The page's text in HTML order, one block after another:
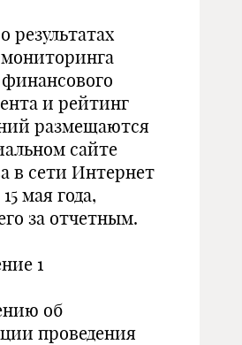
результатах
мониторинга
финансового
и рейтинг
размещаются
сайте
в сети Интернет
мая года,
за отчетным.
1
об
проведения